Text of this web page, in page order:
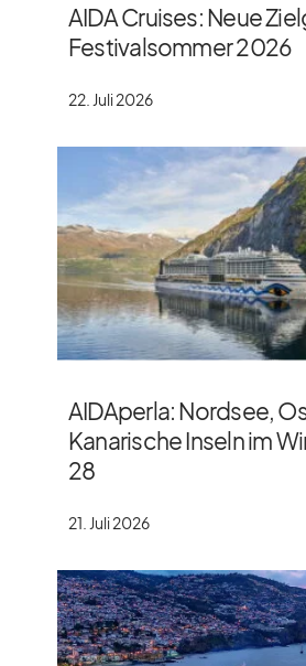
AIDA Cruises: Neue
Festivalsommer 2026
22. Juli 2026
AIDAperla: Nordsee,
Kanarische Inseln im
28
21. Juli 2026